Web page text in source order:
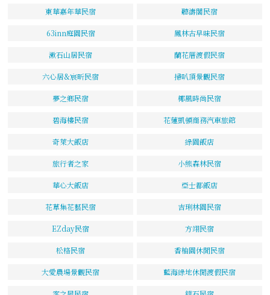
東華嘉年華民宿 聽濤閣民宿
63inn庭園民宿 鳳林古早味民宿
漱石山居民宿 蘭花厝渡假民宿
六心居&宸昕民宿 掃叭頂景觀民宿
夢之鄉民宿 椰風時尚民宿
碧海樓民宿 花蓮凱頓商務汽車旅館
奇萊大飯店 綠園飯店
旅行者之家 小熊森林民宿
華心大飯店 亞士都飯店
花草集花藝民宿 吉琍林園民宿
EZday民宿 方翊民宿
松格民宿 香柚園休閒民宿
大愛農場景觀民宿 藍海綠地休閒渡假民宿